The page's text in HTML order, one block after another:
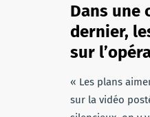
Dans une
dernier,
sur
« Les plans
sur la vidéo